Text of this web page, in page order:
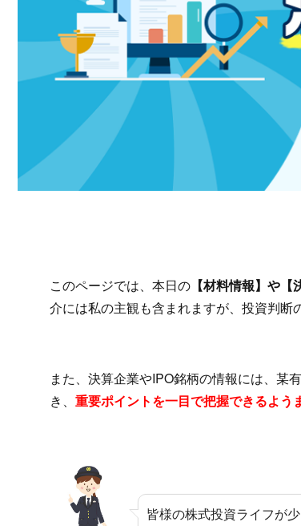
このページでは、本日の 【材料情報】や【
介には私の主観も含まれますが、投資判断
また、決算企業やIPO銘柄の情報には、某
き、 重要ポイントを一目で把握できるよう
皆様の株式投資ライフが